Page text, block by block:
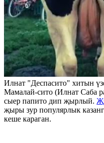
Илнат "Деспасито" хитын
Мамалай-сито (Илнат Саба
сыер папито дип җырлый.
җыры зур популярлык
кеше караган.